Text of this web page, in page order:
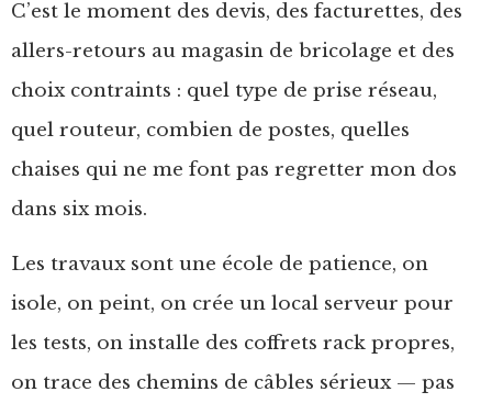
C’est le moment des devis, des facturettes, des
allers-retours au magasin de bricolage et des
choix contraints : quel type de prise réseau,
quel routeur, combien de postes, quelles
chaises qui ne me font pas regretter mon dos
dans six mois.
Les travaux sont une école de patience, on
isole, on peint, on crée un local serveur pour
les tests, on installe des coffrets rack propres,
on trace des chemins de câbles sérieux — pas